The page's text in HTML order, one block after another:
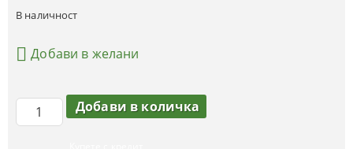
В наличност
Добави в желани